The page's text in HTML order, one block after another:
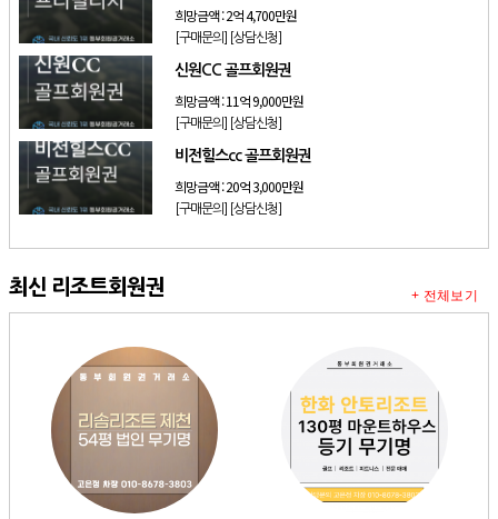
희망금액 :2억 4,700만원
[구매문의] [상담신청]
신원CC 골프회원권
희망금액 :11억 9,000만원
[구매문의] [상담신청]
비전힐스cc 골프회원권
희망금액 :20억 3,000만원
[구매문의] [상담신청]
최신 리조트회원권 + 전체보기